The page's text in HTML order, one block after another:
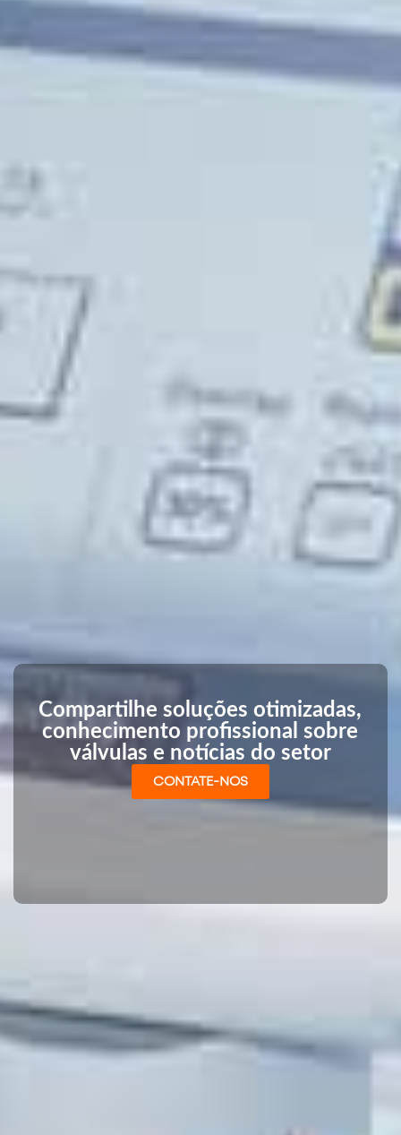
Compartilhe soluções otimizadas,
conhecimento profissional sobre
válvulas e notícias do setor
CONTATE-NOS